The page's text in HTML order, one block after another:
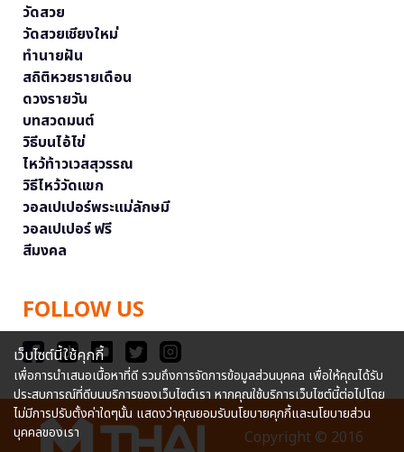
วัดสวย
วัดสวยเชียงใหม่
ทำนายฝัน
สถิติหวยรายเดือน
ดวงรายวัน
บทสวดมนต์
วิธีบนไอ้ไข่
ไหว้ท้าวเวสสุวรรณ
วิธีไหว้วัดแขก
วอลเปเปอร์พระแม่ลักษมี
วอลเปเปอร์ ฟรี
สีมงคล
FOLLOW US
Copyright © 2016
เว็บไซต์นี้ใช้คุกกี้
เพื่อการนำเสนอเนื้อหาที่ดี รวมถึงการจัดการข้อมูลส่วนบุคคล เพื่อให้คุณได้รับ
ประสบการณ์ที่ดีบนบริการของเว็บไซต์เรา หากคุณใช้บริการเว็บไซต์นี้ต่อไปโดย
ไม่มีการปรับตั้งค่าใดๆนั้น แสดงว่าคุณยอมรับนโยบายคุกกี้และนโยบายส่วน
บุคคลของเรา